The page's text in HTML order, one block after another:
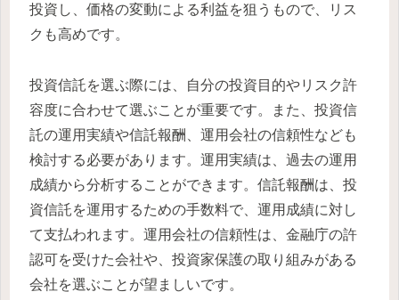
投資し、価格の変動による利益を狙うもので、リス
クも高めです。
投資信託を選ぶ際には、自分の投資目的やリスク許
容度に合わせて選ぶことが重要です。また、投資信
託の運用実績や信託報酬、運用会社の信頼性なども
検討する必要があります。運用実績は、過去の運用
成績から分析することができます。信託報酬は、投
資信託を運用するための手数料で、運用成績に対し
て支払われます。運用会社の信頼性は、金融庁の許
認可を受けた会社や、投資家保護の取り組みがある
会社を選ぶことが望ましいです。